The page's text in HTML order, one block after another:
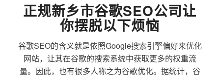
正规新乡市谷歌SEO公司让
你摆脱以下烦恼
谷歌SEO的含义就是依照Google搜索引擎偏好来优化
网站，让其在谷歌的搜索系统中获取更多的权重流
量。因此，也有很多人称之为谷歌优化。据统计，谷